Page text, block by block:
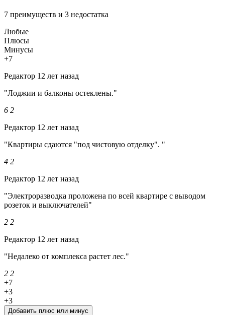
7 преимуществ и 3 недостатка
Любые
Плюсы
Минусы
+7
Редактор 12 лет назад
"Лоджии и балконы остеклены."
6 2
Редактор 12 лет назад
"Квартиры сдаются "под чистовую отделку". "
4 2
Редактор 12 лет назад
"Электроразводка проложена по всей квартире с выводом
розеток и выключателей"
2 2
Редактор 12 лет назад
"Недалеко от комплекса растет лес."
2 2
+7
+3
+3
Добавить плюс или минус